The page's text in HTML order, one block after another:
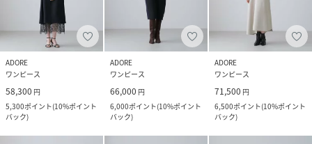
ADORE
ワンピース
58,300 円
5,300ポイント(10%ポイント
バック)
ADORE
ワンピース
66,000 円
6,000ポイント(10%ポイント
バック)
ADORE
ワンピース
71,500 円
6,500ポイント(10%ポイント
バック)